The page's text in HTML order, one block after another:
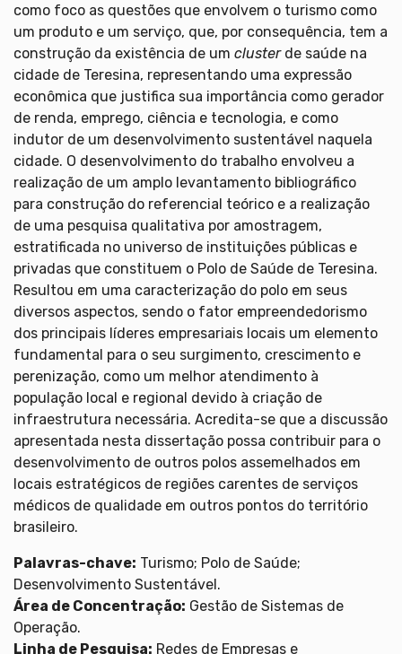
como foco as questões que envolvem o turismo como
um produto e um serviço, que, por consequência, tem a
construção da existência de um clusterde saúde na
cidade de Teresina, representando uma expressão
econômica que justifica sua importância como gerador
de renda, emprego, ciência e tecnologia, e como
indutor de um desenvolvimento sustentável naquela
cidade. O desenvolvimento do trabalho envolveu a
realização de um amplo levantamento bibliográfico
para construção do referencial teórico e a realização
de uma pesquisa qualitativa por amostragem,
estratificada no universo de instituições públicas e
privadas que constituem o Polo de Saúde de Teresina.
Resultou em uma caracterização do polo em seus
diversos aspectos, sendo o fator empreendedorismo
dos principais líderes empresariais locais um elemento
fundamental para o seu surgimento, crescimento e
perenização, como um melhor atendimento à
população local e regional devido à criação de
infraestrutura necessária. Acredita-se que a discussão
apresentada nesta dissertação possa contribuir para o
desenvolvimento de outros polos assemelhados em
locais estratégicos de regiões carentes de serviços
médicos de qualidade em outros pontos do território
brasileiro.
Palavras-chave: Turismo; Polo de Saúde;
Desenvolvimento Sustentável.
Área de Concentração: Gestão de Sistemas de
Operação.
Linha de Pesquisa: Redes de Empresas e